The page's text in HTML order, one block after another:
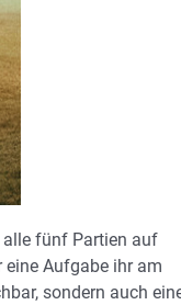
alle fünf Partien auf
eine Aufgabe ihr am
sondern auch